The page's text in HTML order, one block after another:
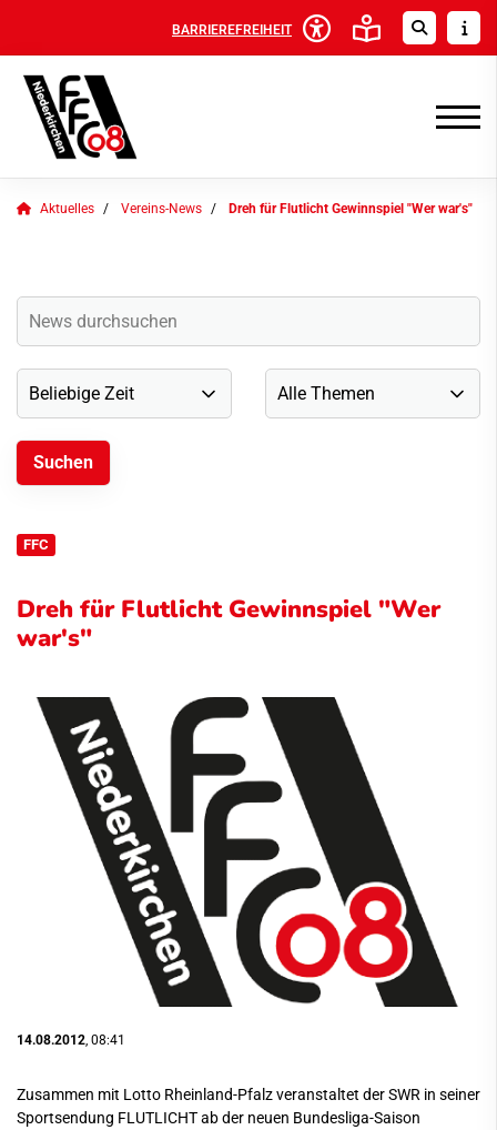
BARRIEREFREIHEIT
Aktuelles Vereins-News Dreh für Flutlicht Gewinnspiel "Wer war's"
FFC
Dreh für Flutlicht Gewinnspiel "Wer
war's"
14.08.2012 , 08:41
Zusammen mit Lotto Rheinland-Pfalz veranstaltet der SWR in seiner
Sportsendung FLUTLICHT ab der neuen Bundesliga-Saison